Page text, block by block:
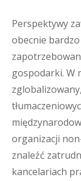
Perspektywy
obecnie
gospodarki. W
organizacji
znaleźć
kancelariach